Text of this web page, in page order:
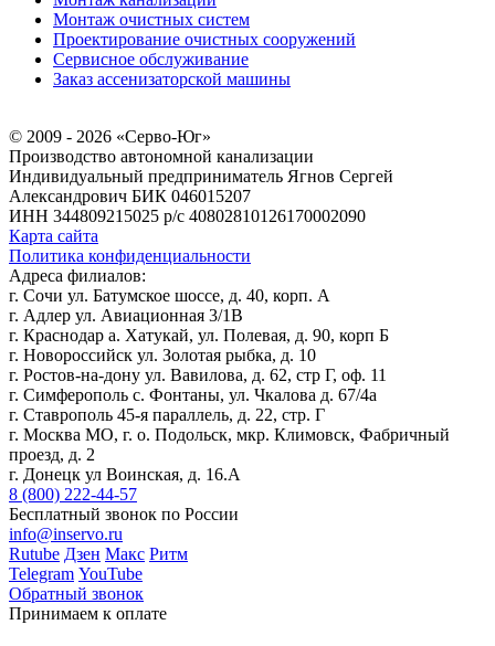
Монтаж очистных систем
Проектирование очистных сооружений
Сервисное обслуживание
Заказ ассенизаторской машины
© 2009 - 2026 «Серво-Юг»
Производство автономной канализации
Индивидуальный предприниматель Ягнов Сергей
Александрович БИК 046015207
ИНН 344809215025 р/с 40802810126170002090
Карта сайта
Политика конфиденциальности
Адреса филиалов:
г. Сочи ул. Батумское шоссе, д. 40, корп. А
г. Адлер ул. Авиационная 3/1В
г. Краснодар а. Хатукай, ул. Полевая, д. 90, корп Б
г. Новороссийск ул. Золотая рыбка, д. 10
г. Ростов-на-дону ул. Вавилова, д. 62, стр Г, оф. 11
г. Симферополь с. Фонтаны, ул. Чкалова д. 67/4а
г. Ставрополь 45-я параллель, д. 22, стр. Г
г. Москва МО, г. о. Подольск, мкр. Климовск, Фабричный
проезд, д. 2
г. Донецк ул Воинская, д. 16.А
8 (800) 222-44-57
Бесплатный звонок по России
info@inservo.ru
Rutube Дзен Макс Ритм
Telegram YouTube
Обратный звонок
Принимаем к оплате